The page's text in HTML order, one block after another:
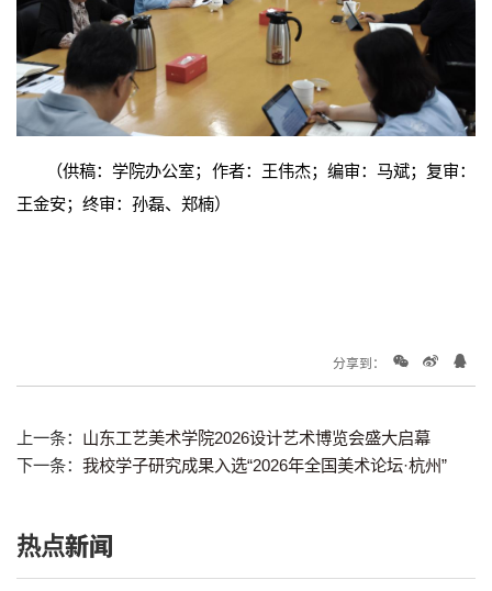
（供稿：学院办公室；作者：王伟杰；编审：马斌；复审：
王金安；终审：孙磊、郑楠）
分享到：
上一条： 山东工艺美术学院2026设计艺术博览会盛大启幕
下一条： 我校学子研究成果入选“2026年全国美术论坛·杭州”
热点新闻